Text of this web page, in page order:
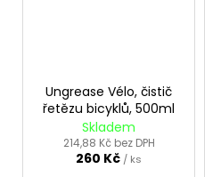
Ungrease Vélo, čistič
řetězu bicyklů, 500ml
Skladem
214,88 Kč bez DPH
260 Kč / ks